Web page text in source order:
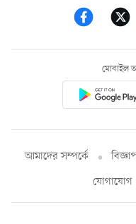
মোবাইল
আমাদের সম্পর্কে
যোগাযোগ